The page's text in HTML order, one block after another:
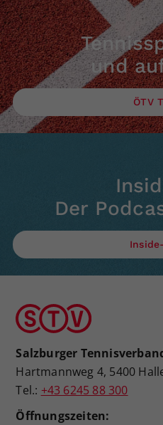
und
ÖTV
Der
Salzburger
Hartmannweg 4, 5400
Tel.: +43 6245 88 300
Öffnungszeiten: